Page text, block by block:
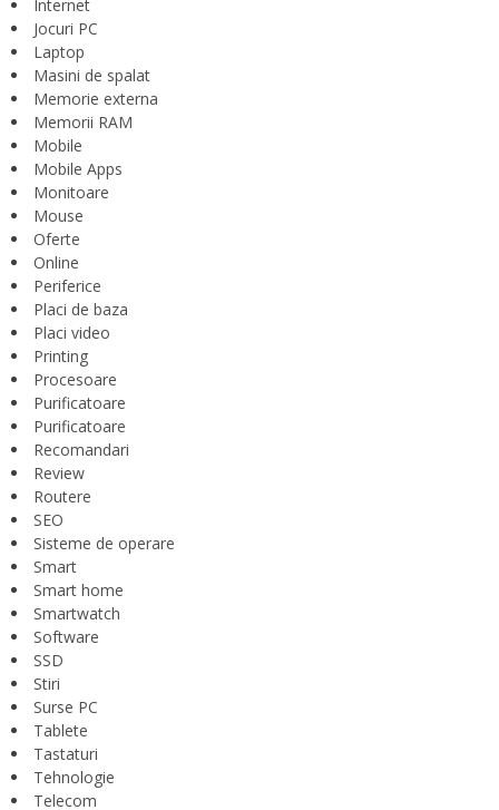
Internet
Jocuri PC
Laptop
Masini de spalat
Memorie externa
Memorii RAM
Mobile
Mobile Apps
Monitoare
Mouse
Oferte
Online
Periferice
Placi de baza
Placi video
Printing
Procesoare
Purificatoare
Purificatoare
Recomandari
Review
Routere
SEO
Sisteme de operare
Smart
Smart home
Smartwatch
Software
SSD
Stiri
Surse PC
Tablete
Tastaturi
Tehnologie
Telecom